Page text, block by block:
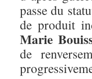
passe du
de produit
Marie
de